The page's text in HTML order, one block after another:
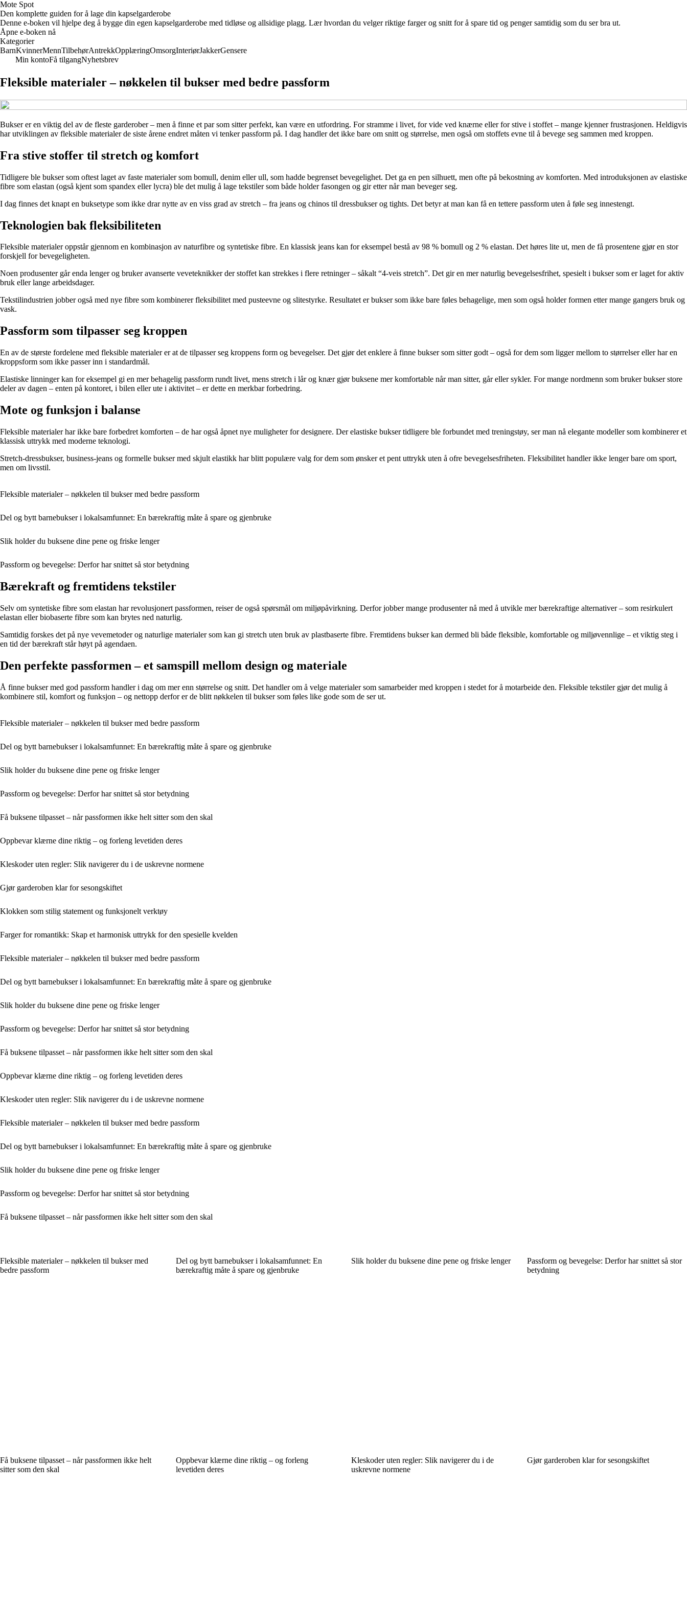
Mote Spot
Den komplette guiden for å lage din kapselgarderobe
Denne e-boken vil hjelpe deg å bygge din egen kapselgarderobe med tidløse og allsidige plagg. Lær hvordan du velger riktige farger og snitt for å spare tid og penger samtidig som du ser bra ut.
Åpne e-boken nå
Kategorier
BarnKvinnerMennTilbehørAntrekkOpplæringOmsorgInteriørJakkerGensere
Min kontoFå tilgangNyhetsbrev
Fleksible materialer – nøkkelen til bukser med bedre passform
Bukser er en viktig del av de fleste garderober – men å finne et par som sitter perfekt, kan være en utfordring. For stramme i livet, for vide ved knærne eller for stive i stoffet – mange kjenner frustrasjonen. Heldigvis
har utviklingen av fleksible materialer de siste årene endret måten vi tenker passform på. I dag handler det ikke bare om snitt og størrelse, men også om stoffets evne til å bevege seg sammen med kroppen.
Fra stive stoffer til stretch og komfort
Tidligere ble bukser som oftest laget av faste materialer som bomull, denim eller ull, som hadde begrenset bevegelighet. Det ga en pen silhuett, men ofte på bekostning av komforten. Med introduksjonen av elastiske
fibre som elastan (også kjent som spandex eller lycra) ble det mulig å lage tekstiler som både holder fasongen og gir etter når man beveger seg.
I dag finnes det knapt en buksetype som ikke drar nytte av en viss grad av stretch – fra jeans og chinos til dressbukser og tights. Det betyr at man kan få en tettere passform uten å føle seg innestengt.
Teknologien bak fleksibiliteten
Fleksible materialer oppstår gjennom en kombinasjon av naturfibre og syntetiske fibre. En klassisk jeans kan for eksempel bestå av 98 % bomull og 2 % elastan. Det høres lite ut, men de få prosentene gjør en stor
forskjell for bevegeligheten.
Noen produsenter går enda lenger og bruker avanserte veveteknikker der stoffet kan strekkes i flere retninger – såkalt “4-veis stretch”. Det gir en mer naturlig bevegelsesfrihet, spesielt i bukser som er laget for aktiv
bruk eller lange arbeidsdager.
Tekstilindustrien jobber også med nye fibre som kombinerer fleksibilitet med pusteevne og slitestyrke. Resultatet er bukser som ikke bare føles behagelige, men som også holder formen etter mange gangers bruk og
vask.
Passform som tilpasser seg kroppen
En av de største fordelene med fleksible materialer er at de tilpasser seg kroppens form og bevegelser. Det gjør det enklere å finne bukser som sitter godt – også for dem som ligger mellom to størrelser eller har en
kroppsform som ikke passer inn i standardmål.
Elastiske linninger kan for eksempel gi en mer behagelig passform rundt livet, mens stretch i lår og knær gjør buksene mer komfortable når man sitter, går eller sykler. For mange nordmenn som bruker bukser store
deler av dagen – enten på kontoret, i bilen eller ute i aktivitet – er dette en merkbar forbedring.
Mote og funksjon i balanse
Fleksible materialer har ikke bare forbedret komforten – de har også åpnet nye muligheter for designere. Der elastiske bukser tidligere ble forbundet med treningstøy, ser man nå elegante modeller som kombinerer et
klassisk uttrykk med moderne teknologi.
Stretch-dressbukser, business-jeans og formelle bukser med skjult elastikk har blitt populære valg for dem som ønsker et pent uttrykk uten å ofre bevegelsesfriheten. Fleksibilitet handler ikke lenger bare om sport,
men om livsstil.
Fleksible materialer – nøkkelen til bukser med bedre passform
Del og bytt barnebukser i lokalsamfunnet: En bærekraftig måte å spare og gjenbruke
Slik holder du buksene dine pene og friske lenger
Passform og bevegelse: Derfor har snittet så stor betydning
Bærekraft og fremtidens tekstiler
Selv om syntetiske fibre som elastan har revolusjonert passformen, reiser de også spørsmål om miljøpåvirkning. Derfor jobber mange produsenter nå med å utvikle mer bærekraftige alternativer – som resirkulert
elastan eller biobaserte fibre som kan brytes ned naturlig.
Samtidig forskes det på nye vevemetoder og naturlige materialer som kan gi stretch uten bruk av plastbaserte fibre. Fremtidens bukser kan dermed bli både fleksible, komfortable og miljøvennlige – et viktig steg i
en tid der bærekraft står høyt på agendaen.
Den perfekte passformen – et samspill mellom design og materiale
Å finne bukser med god passform handler i dag om mer enn størrelse og snitt. Det handler om å velge materialer som samarbeider med kroppen i stedet for å motarbeide den. Fleksible tekstiler gjør det mulig å
kombinere stil, komfort og funksjon – og nettopp derfor er de blitt nøkkelen til bukser som føles like gode som de ser ut.
Fleksible materialer – nøkkelen til bukser med bedre passform
Del og bytt barnebukser i lokalsamfunnet: En bærekraftig måte å spare og gjenbruke
Slik holder du buksene dine pene og friske lenger
Passform og bevegelse: Derfor har snittet så stor betydning
Få buksene tilpasset – når passformen ikke helt sitter som den skal
Oppbevar klærne dine riktig – og forleng levetiden deres
Kleskoder uten regler: Slik navigerer du i de uskrevne normene
Gjør garderoben klar for sesongskiftet
Klokken som stilig statement og funksjonelt verktøy
Farger for romantikk: Skap et harmonisk uttrykk for den spesielle kvelden
Fleksible materialer – nøkkelen til bukser med bedre passform
Del og bytt barnebukser i lokalsamfunnet: En bærekraftig måte å spare og gjenbruke
Slik holder du buksene dine pene og friske lenger
Passform og bevegelse: Derfor har snittet så stor betydning
Få buksene tilpasset – når passformen ikke helt sitter som den skal
Oppbevar klærne dine riktig – og forleng levetiden deres
Kleskoder uten regler: Slik navigerer du i de uskrevne normene
Fleksible materialer – nøkkelen til bukser med bedre passform
Del og bytt barnebukser i lokalsamfunnet: En bærekraftig måte å spare og gjenbruke
Slik holder du buksene dine pene og friske lenger
Passform og bevegelse: Derfor har snittet så stor betydning
Få buksene tilpasset – når passformen ikke helt sitter som den skal
Fleksible materialer – nøkkelen til bukser med
bedre passform
Del og bytt barnebukser i lokalsamfunnet: En
bærekraftig måte å spare og gjenbruke
Slik holder du buksene dine pene og friske lenger
Passform og bevegelse: Derfor har snittet så stor
betydning
Få buksene tilpasset – når passformen ikke helt
sitter som den skal
Oppbevar klærne dine riktig – og forleng
levetiden deres
Kleskoder uten regler: Slik navigerer du i de
uskrevne normene
Gjør garderoben klar for sesongskiftet